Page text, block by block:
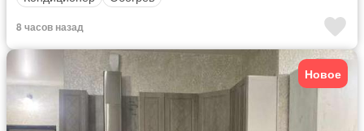
8 часов назад
Новое